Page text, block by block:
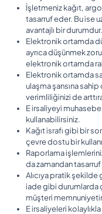
İşletmeniz kağıt,
tasarruf eder. Bu ise
avantajlı bir durumdur.
Elektronik ortamda
ayrıca düşünmek
elektronik ortamda
Elektronik ortamda
ulaşma şansına
verimliliğinizi de
E irsaliyeyi
kullanabilirsiniz.
Kağıt israfı gibi bir
çevre dostu bir
Raporlama
da zamandan
Alıcıya pratik
iade gibi durumlarda
müşteri
E irsaliyeleri